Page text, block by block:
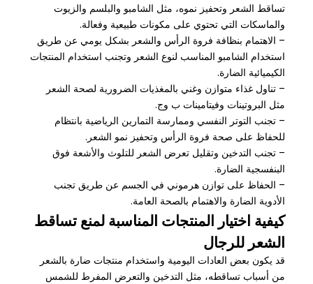
تساقط الشعر وتحفيز نموه، مثل الشامبو والبلسم والزيوت
والماسكات التي تحتوي على مكونات طبيعية وفعالة.
– الاهتمام بنظافة فروة الرأس والشعر بشكل يومي عن طريق
استخدام الشامبو المناسب لنوع الشعر وتجنب استخدام المنتجات
الكيميائية الضارة.
– تناول غذاء متوازن وغني بالمغذيات الضرورية لصحة الشعر
مثل البروتينات وفيتامينات ب وج.
– تجنب التوتر النفسي وممارسة التمارين الرياضية بانتظام
للحفاظ على صحة فروة الرأس وتحفيز نمو الشعر.
– تجنب التدخين وتقليل تعرض الشعر للتلوث والأشعة فوق
البنفسجية الضارة.
– الحفاظ على توازن هرموني في الجسم عن طريق تجنب
الأدوية الضارة والاهتمام بالصحة العامة.
كيفية اختيار المنتجات المناسبة لمنع تساقط
الشعر للرجال
قد يكون بعض العادات اليومية واستخدام منتجات ضارة بالشعر
من أسباب تساقطه، مثل التدخين والتعرض المفرط للشمس